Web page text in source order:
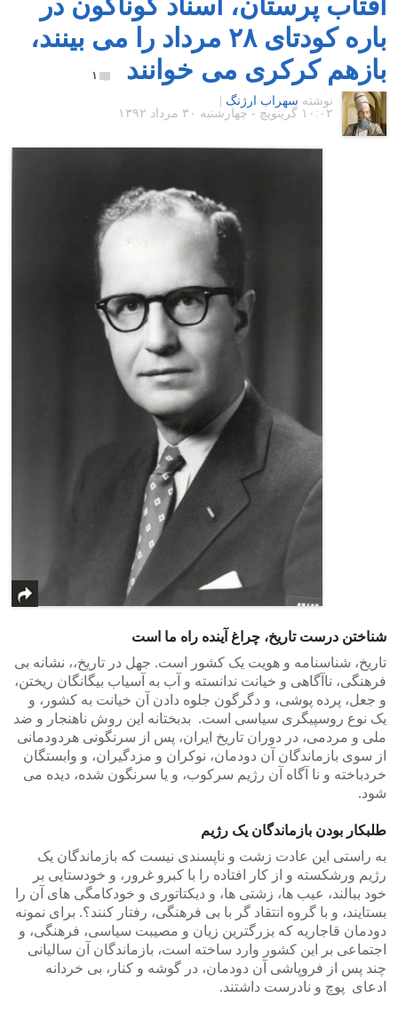
باره کودتای ۲۸ مرداد را می بینند،
بازهم کرکری می خوانند
۱
نوشته سهراب ارژنگ
۱۰:۰۲ گرينويچ - چهارشنبه ۳۰ مرداد ۱۳۹۲
شناختن درست تاریخ، چراغ آینده راه ما است
تاریخ، شناسنامه و هویت یک کشور است. جهل در تاریخ،، نشانه بی
فرهنگی، ناآگاهی و خیانت ندانسته و آب به آسیاب بیگانگان ریختن،
و جعل، پرده پوشی، و دگرگون جلوه دادن آن خیانت به کشور، و
یک نوع روسپیگری سیاسی است. بدبختانه این روش ناهنجار و ضد
ملی و مردمی، در دوران تاریخ ایران، پس از سرنگونی هردودمانی
از سوی بازماندگان آن دودمان، نوکران و مزدگیران، و وابستگان
خردباخته و نا آگاه آن رژیم سرکوب، و یا سرنگون شده، دیده می
شود.
طلبکار بودن بازماندگان یک رژیم
به راستی این عادت زشت و ناپسندی نیست که بازماندگان یک
رژیم ورشکسته و از کار افتاده را با کبرو غرور، و خودستایی بر
خود ببالند، عیب ها، زشتی ها، و دیکتاتوری و خودکامگی های آن را
بستایند، و با گروه انتقاد گر با بی فرهنگی، رفتار کنند؟. برای نمونه
دودمان قاجاریه که بزرگترین زیان و مصیبت سیاسی، فرهنگی، و
اجتماعی بر این کشور وارد ساخته است، بازماندگان آن سالیانی
چند پس از فروپاشی آن دودمان، در گوشه و کنار، بی خردانه
ادعای پوچ و نادرست داشتند.